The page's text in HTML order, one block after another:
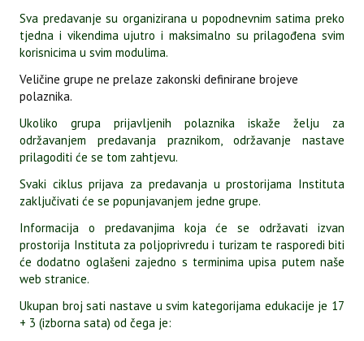
Sva predavanje su organizirana u popodnevnim satima preko
tjedna i vikendima ujutro i maksimalno su prilagođena svim
korisnicima u svim modulima.
Veličine grupe ne prelaze zakonski definirane brojeve
polaznika.
Ukoliko grupa prijavljenih polaznika iskaže želju za
održavanjem predavanja praznikom, održavanje nastave
prilagoditi će se tom zahtjevu.
Svaki ciklus prijava za predavanja u prostorijama Instituta
zaključivati će se popunjavanjem jedne grupe.
Informacija o predavanjima koja će se održavati izvan
prostorija Instituta za poljoprivredu i turizam te rasporedi biti
će dodatno oglašeni zajedno s terminima upisa putem naše
web stranice.
Ukupan broj sati nastave u svim kategorijama edukacije je 17
+ 3 (izborna sata) od čega je: